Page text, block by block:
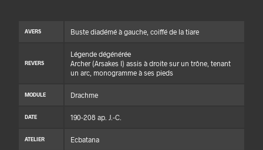
AVERS Buste diadémé à gauche, coiffé de la tiare
REVERS
Légende dégénérée
Archer (Arsakes I) assis à droite sur un trône, tenant
un arc, monogramme à ses pieds
MODULE Drachme
DATE 190-208 ap. J.-C.
ATELIER Ecbatana